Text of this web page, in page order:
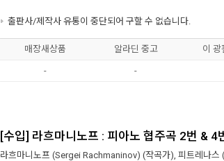
출판사/제작사 유통이 중단되어 구할 수 없습니다.
매장새상품 알라딘 중고 이 광
- -
[수입] 라흐마니노프 : 피아노 협주곡 2번 & 4
라흐마니노프 (Sergei Rachmaninov) (작곡가), 피트레나